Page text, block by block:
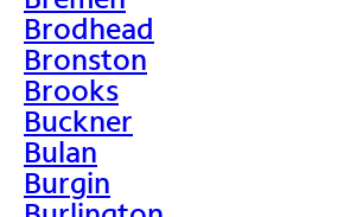
Brodhead
Bronston
Brooks
Buckner
Bulan
Burgin